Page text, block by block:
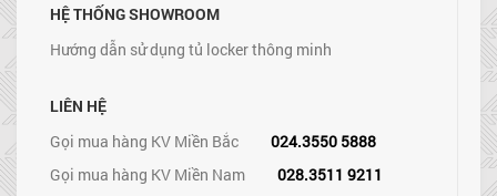
HỆ THỐNG SHOWROOM
Hướng dẫn sử dụng tủ locker thông minh
LIÊN HỆ
Gọi mua hàng KV Miền Bắc
024.3550 5888
Gọi mua hàng KV Miền Nam
028.3511 9211